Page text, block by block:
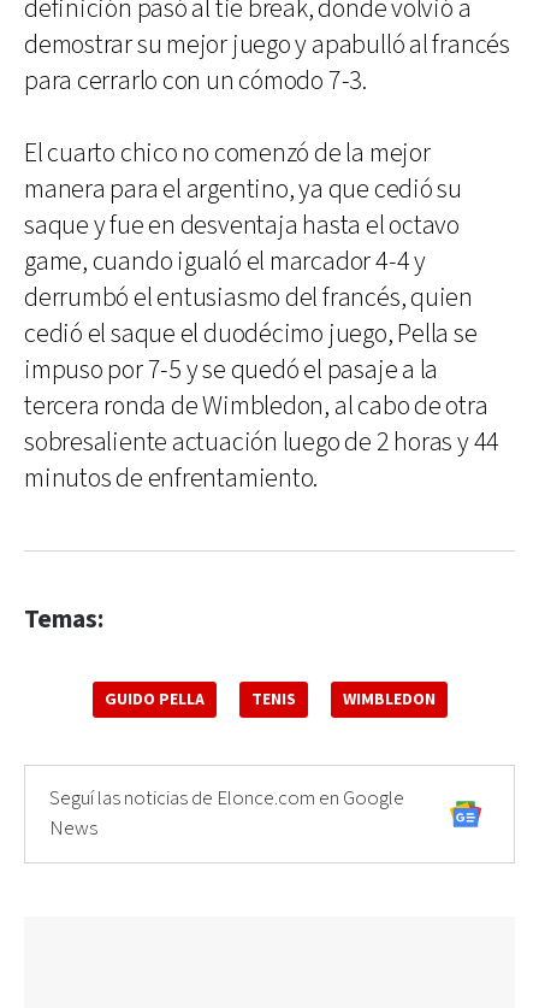
definición pasó al tie break, donde volvió a
demostrar su mejor juego y apabulló al francés
para cerrarlo con un cómodo 7-3.
El cuarto chico no comenzó de la mejor
manera para el argentino, ya que cedió su
saque y fue en desventaja hasta el octavo
game, cuando igualó el marcador 4-4 y
derrumbó el entusiasmo del francés, quien
cedió el saque el duodécimo juego, Pella se
impuso por 7-5 y se quedó el pasaje a la
tercera ronda de Wimbledon, al cabo de otra
sobresaliente actuación luego de 2 horas y 44
minutos de enfrentamiento.
Temas:
GUIDO PELLA TENIS WIMBLEDON
Seguí las noticias de Elonce.com en Google
News